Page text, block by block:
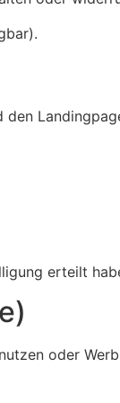
den
erteilt
oder